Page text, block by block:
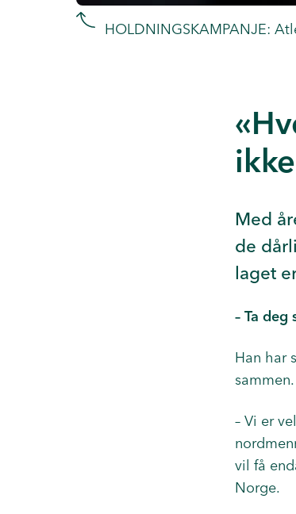
HOLDNINGSKAMPANJE:
Med
de
laget
– Ta deg
Han har
sammen.
– Vi er
vil få
Norge.